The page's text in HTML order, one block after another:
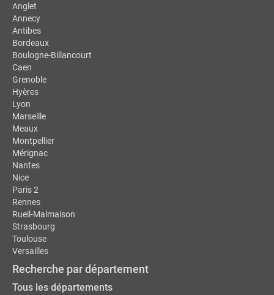
Anglet
Annecy
Antibes
Bordeaux
Boulogne-Billancourt
Caen
Grenoble
Hyères
Lyon
Marseille
Meaux
Montpellier
Mérignac
Nantes
Nice
Paris 2
Rennes
Rueil-Malmaison
Strasbourg
Toulouse
Versailles
Recherche par département
Tous les départements